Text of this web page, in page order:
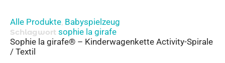
Alle Produkte, Babyspielzeug
Schlagwort sophie la girafe
Sophie la girafe® – Kinderwagenkette Activity-Spirale
/ Textil